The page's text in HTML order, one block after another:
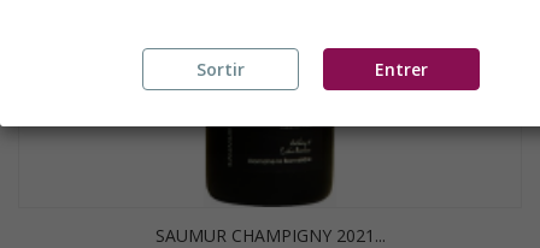
SAUMUR CHAMPIGNY 2021...
Sortir Entrer